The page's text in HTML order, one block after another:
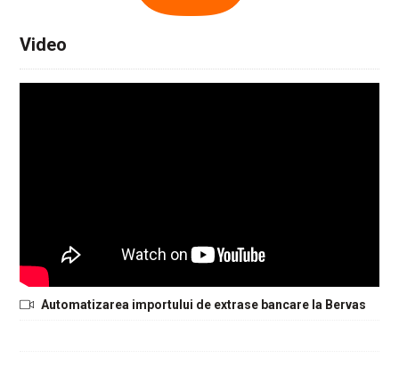
Video
Automatizarea importului de extrase bancare la Bervas